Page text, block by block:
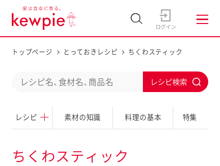
トップページ とっておきレシピ ちくわスティック
レシピ 素材の知識 料理の基本 特集
d
c
b
ちくわスティック